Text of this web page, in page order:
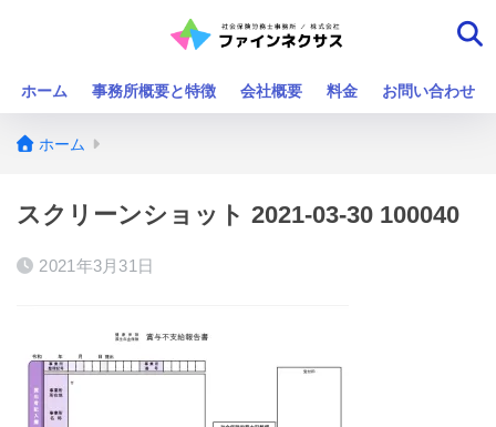
ホーム 事務所概要と特徴 会社概要 料金 お問い合わせ
ホーム
スクリーンショット 2021-03-30 100040
2021年3月31日